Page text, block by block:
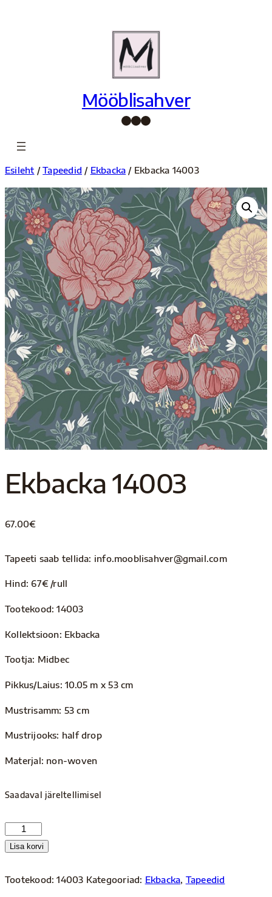
Mööblisahver
Facebook InstagramPinterest
Esileht /Tapeedid / Ekbacka / Ekbacka 14003
Ekbacka 14003
67.00€
Tapeeti saab tellida: info.mooblisahver@gmail.com
Hind: 67€ /rull
Tootekood: 14003
Kollektsioon: Ekbacka
Tootja: Midbec
Pikkus/Laius: 10.05 m x 53 cm
Mustrisamm: 53 cm
Mustrijooks: half drop
Materjal: non-woven
Saadaval järeltellimisel
Ekbacka
14003
Lisa korvi
Tootekood:14003 Kategooriad: Ekbacka, Tapeedid